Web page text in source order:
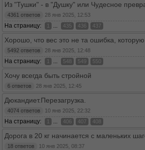
Из "Тушки" - в "Душку" или Чудесное
4361 ответов 28 янв 2025, 12:53
На страницу: 1 ... 435 436 437
Хорошо, что вес это не та ошибка,
5492 ответов 28 янв 2025, 12:48
На страницу: 1 ... 548 549 550
Хочу всегда быть стройной
6 ответов 28 янв 2025, 12:45
Дюкандиет.Перезагрузка.
4074 ответов 10 янв 2025, 22:32
На страницу: 1 ... 406 407 408
Дорога в 20 кг начинается с маленьких
18 ответов 10 янв 2025, 08:37